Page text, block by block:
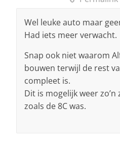
Wel leuke auto maar
Had iets meer verwacht.
Snap ook niet waarom
bouwen terwijl de rest
compleet is.
Dit is mogelijk weer
zoals de 8C was.